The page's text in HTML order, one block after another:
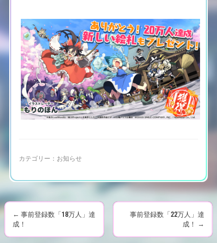
カテゴリー： お知らせ
P
← 事前登録数「18万人」達
成！
事前登録数「22万人」達
成！
→